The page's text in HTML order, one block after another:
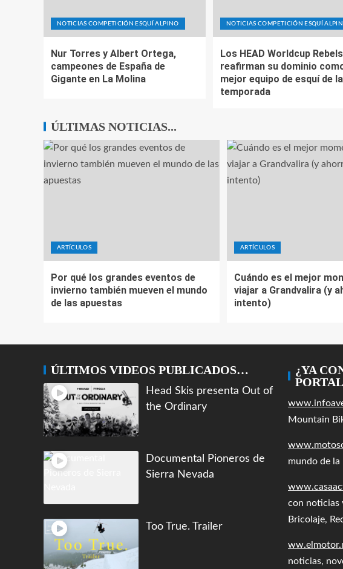
NOTICIAS COMPETICIÓN ESQUÍ ALPINO
Nur Torres y Albert Ortega,
campeones de España de
Gigante en La Molina
NOTICIAS COMPETICIÓN ESQUÍ
Los HEAD Worldcup Rebels
reafirman su dominio
mejor equipo de esquí de la
temporada
ÚLTIMAS NOTICIAS...
ARTÍCULOS
Por qué los grandes eventos de
invierno también mueven el mundo
de las apuestas
ARTÍCULOS
Cuándo es el mejor
viajar a Grandvalira (y
intento)
ÚLTIMOS VIDEOS PUBLICADOS…
Head Skis presenta Out of
the Ordinary
Documental Pioneros de
Sierra Nevada
Too True. Trailer
¿YA
Mountain
mundo de la
con noticias
Bricolaje,
noticias,